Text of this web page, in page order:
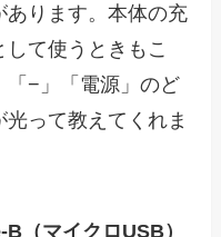
あります。本体の充
て使うときもこ
「−」「電源」のど
って教えてくれま
（マイクロUSB）